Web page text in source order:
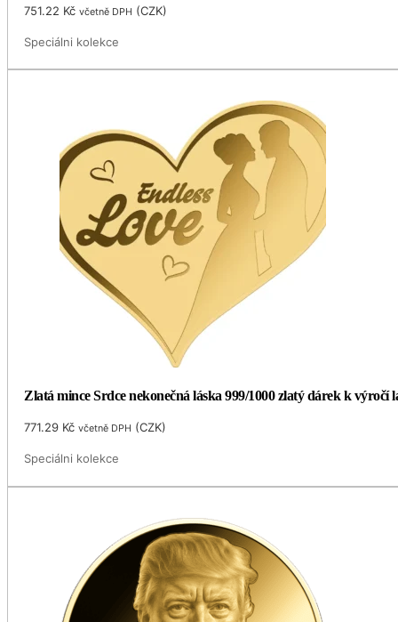
751.22 Kč včetně DPH (CZK)
Speciálni kolekce
Zlatá mince Srdce nekonečná láska 999/1000 zlatý dárek k výročí
771.29 Kč včetně DPH (CZK)
Speciálni kolekce